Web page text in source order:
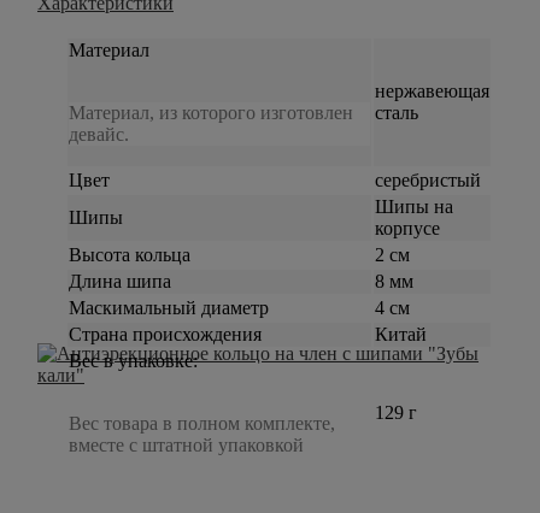
Материал
Материал, из которого изготовлен
девайс.
нержавеющая
сталь
Цвет
серебристый
Шипы
Шипы на
корпусе
Высота кольца
2 см
Длина шипа
8 мм
Маскимальный диаметр
4 см
Страна происхождения
Китай
Вес в упаковке:
Вес товара в полном комплекте,
вместе с штатной упаковкой
129 г